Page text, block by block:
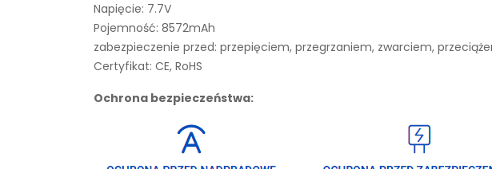
Napięcie: 7.7V
Pojemność: 8572mAh
zabezpieczenie przed: przepięciem, przegrzaniem, zwarciem,
Certyfikat: CE, RoHS
Ochrona bezpieczeństwa: